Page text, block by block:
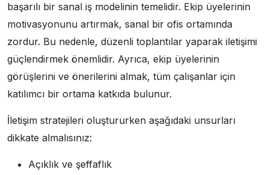
başarılı bir sanal iş modelinin temelidir. Ekip üyelerinin
motivasyonunu artırmak, sanal bir ofis ortamında
zordur. Bu nedenle, düzenli toplantılar yaparak iletişimi
güçlendirmek önemlidir. Ayrıca, ekip üyelerinin
görüşlerini ve önerilerini almak, tüm çalışanlar için
katılımcı bir ortama katkıda bulunur.
İletişim stratejileri oluştururken aşağıdaki unsurları
dikkate almalısınız:
Açıklık ve şeffaflık